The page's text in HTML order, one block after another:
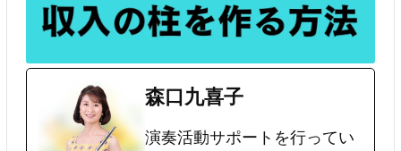
森口九喜子
演奏活動サポートを行ってい